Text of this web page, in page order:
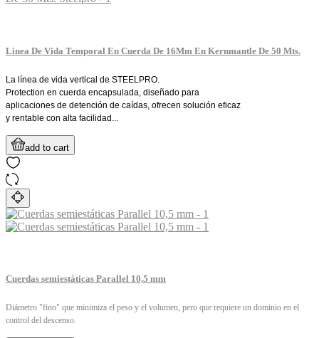
Linea De Vida Temporal En Cuerda De 16Mm En Kernmantle De 50 Mts.
La línea de vida vertical de STEELPRO.
Protection en cuerda encapsulada, diseñado para
aplicaciones de detención de caídas, ofrecen solución eficaz
y rentable con alta facilidad...
add to cart
Cuerdas semiestáticas Parallel 10,5 mm
Diámetro "fino" que minimiza el peso y el volumen, pero que requiere un dominio en el
control del descenso.